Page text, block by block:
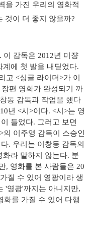
을 가진 우리의 영화적
것이 더 좋지 않을까?
이 감독은 2012년 미쟝
에 첫 발을 내딛었다.
고 <싱글 라이더>가 이
편 영화가 완성되기 까
동 감독과 작업을 했다
년 <시>이다. <시>는 영
들었다. 그러고 보면
이주영 감독이 스승인
. 우리는 이창동 감독의
라 말하지 않는다. 분
, 영화를 본 사람들은 20
질 수 있어 영광이라 생
'영광'까지는 아니지만,
화를 가질 수 있어 다행